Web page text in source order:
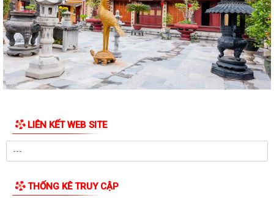
LIÊN KẾT WEB SITE
THỐNG KÊ TRUY CẬP